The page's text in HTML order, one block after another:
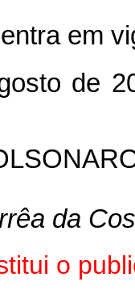
em
de
da
o